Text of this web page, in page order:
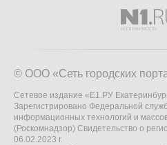
© ООО «Сеть городских
Сетевое издание «Е1.РУ
Зарегистрировано Федеральной
информационных технологий и
(Роскомнадзор) Свидетельство о
06.02.2023 г.